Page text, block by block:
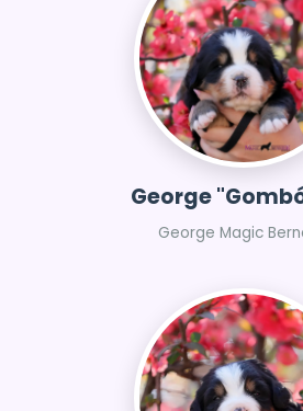
George
George Magic